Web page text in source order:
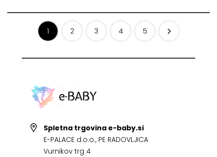
1 2 3 4 5
Spletna trgovina e-baby.si
E-PALACE d.o.o., PE RADOVLJICA
Vurnikov trg 4